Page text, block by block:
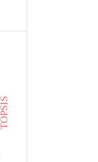
TOPSIS